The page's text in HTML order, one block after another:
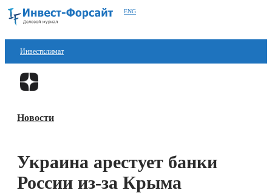
ENG
Инвестклимат
Финансы
Блокчейн
Технологии
Новости
Украина арестует банки
России из-за Крыма